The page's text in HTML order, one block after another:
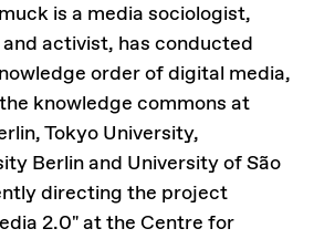
is a media sociologist,
activist, has conducted
order of digital media,
knowledge commons at
Tokyo University,
Berlin and University of São
directing the project
2.0" at the Centre for